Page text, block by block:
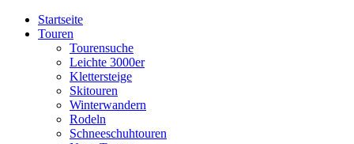
Startseite
Touren
Tourensuche
Leichte 3000er
Klettersteige
Skitouren
Winterwandern
Rodeln
Schneeschuhtouren